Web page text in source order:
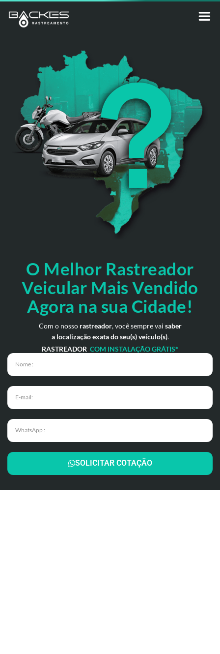
O Melhor Rastreador
Veicular Mais Vendido
Agora na sua Cidade!
Com o nosso rastreador, você sempre vai saber
a localização exata do seu(s) veículo(s).
RASTREADOR COM INSTALAÇÃO GRÁTIS*
SOLICITAR COTAÇÃO